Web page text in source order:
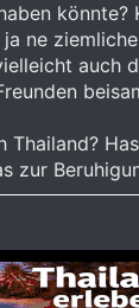
ne
auch
zur